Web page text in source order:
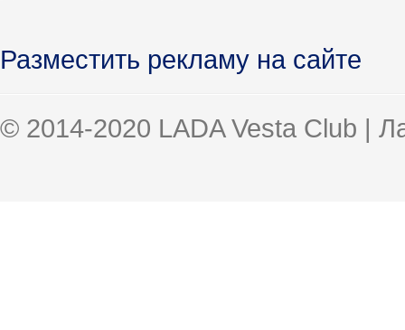
Разместить рекламу на сайте
© 2014-2020 LADA Vesta Club |